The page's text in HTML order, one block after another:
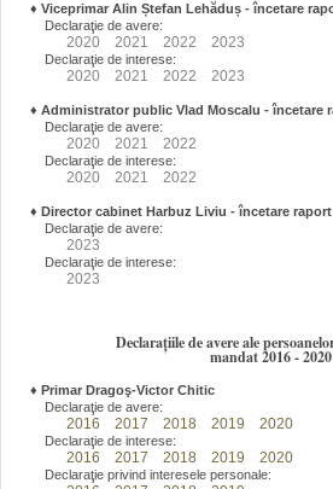
♦ Viceprimar Alin Ștefan Lehăduș - încetare
Declaraţie de avere:
2020 2021 2022 2023
Declaraţie de interese:
2020 2021 2022 2023
♦ Administrator public Vlad Moscalu - încetare
Declaraţie de avere:
2020 2021 2022
Declaraţie de interese:
2020 2021 2022
♦ Director cabinet Harbuz Liviu - încetare
Declaraţie de avere:
2023
Declaraţie de interese:
2023
Declarațiile de avere ale
mandat 2016 - 2020
♦ Primar Dragoş-Victor Chitic
Declaraţie de avere:
2016 2017 2018 2019 2020
Declaraţie de interese:
2016 2017 2018 2019 2020
Declaraţie privind interesele personale: